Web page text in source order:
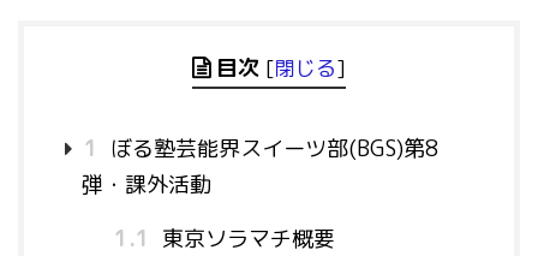
目次 [閉じる]
1
ぼる塾芸能界スイーツ部(BGS)第8
弾・課外活動
1.1
東京ソラマチ概要